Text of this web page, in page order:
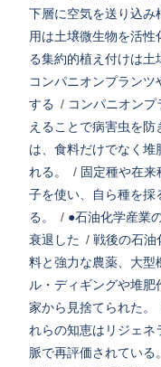
下層に空気を送り込み
用は土壌微生物を活性
る集約的植え付けは土
コンパニオンプラン
する / コンパニオン
えることで病害虫を防
は、食料だけでなく堆
れる。
/ 固定種や在
子を使い、自ら種を採
る。
/ ●石油化学産業
衰退した / 戦後の石油
料と強力な農薬、大型
ル・ディギングや堆肥
家から見捨てられた。
れらの知恵はリジェネ
脈で再評価されている。